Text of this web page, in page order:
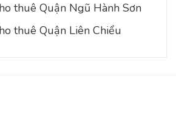
thuê Quận Ngũ Hành Sơn
thuê Quận Liên Chiểu